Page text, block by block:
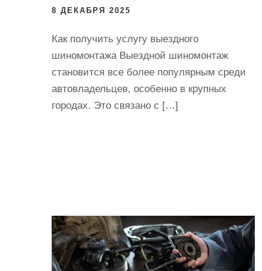
8 ДЕКАБРЯ 2025
Как получить услугу выездного
шиномонтажа Выездной шиномонтаж
становится все более популярным среди
автовладельцев, особенно в крупных
городах. Это связано с […]